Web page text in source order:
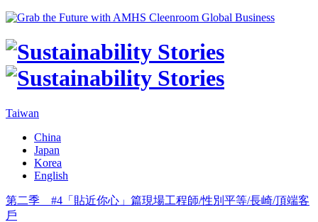
Taiwan
China
Japan
Korea
English
第二季 #4「貼近你心」篇現場工程師/性別平等/長崎/頂端客
戶